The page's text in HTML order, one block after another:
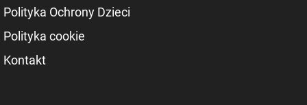
Polityka Ochrony Dzieci
Polityka cookie
Kontakt